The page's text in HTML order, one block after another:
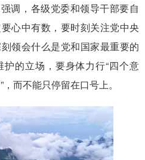
，各级党委和领导干部要自
心中有数，要时刻关注党中央
领会什么是党和国家最重要的
的立场，要身体力行“四个意
，而不能只停留在口号上。